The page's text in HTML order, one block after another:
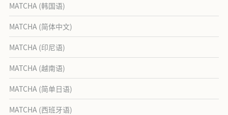
MATCHA (韩国语)
MATCHA (简体中文)
MATCHA (印尼语)
MATCHA (越南语)
MATCHA (简单日语)
MATCHA (西班牙语)